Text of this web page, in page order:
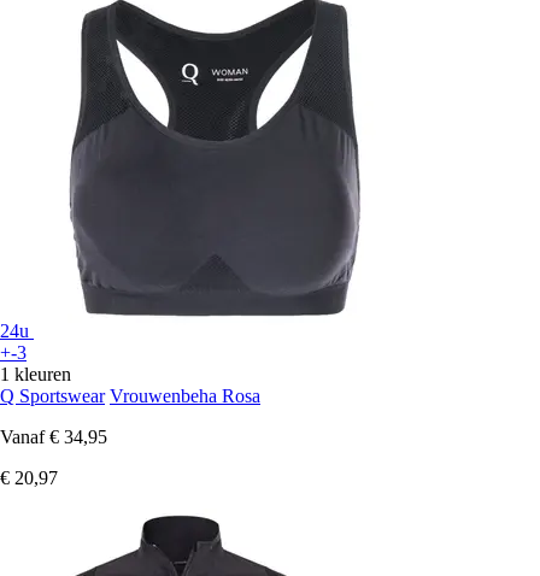
24u
+-3
1 kleuren
Q Sportswear Vrouwenbeha Rosa
Vanaf € 34,95
€ 20,97